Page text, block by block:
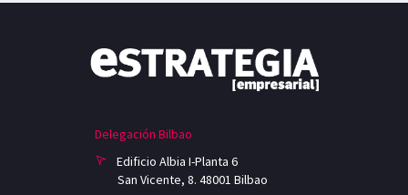
Delegación Bilbao
Edificio Albia I-Planta 6
San Vicente, 8. 48001 Bilbao